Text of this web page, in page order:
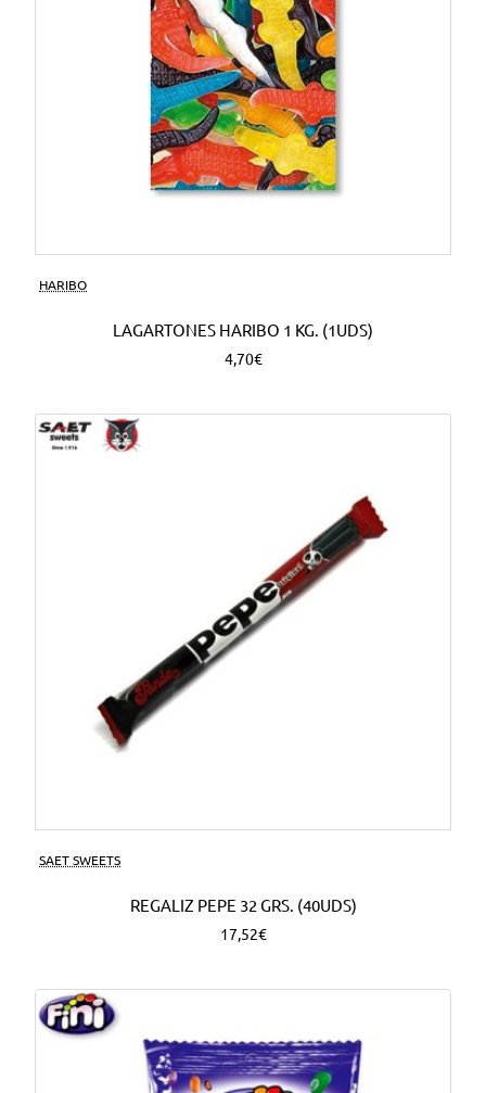
HARIBO
LAGARTONES HARIBO 1 KG. (1UDS)
4,70€
SAET SWEETS
REGALIZ PEPE 32 GRS. (40UDS)
17,52€